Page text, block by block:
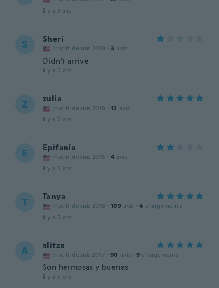
il y a 3 ans
S Sheri
Inscrit depuis 2018 · 3 avis
Didn't arrive
il y a 5 ans
Z zulia
Inscrit depuis 2018 · 12 avis
il y a 5 ans
E Epifanía
Inscrit depuis 2015 · 4 avis
il y a 5 ans
T Tanya
Inscrit depuis 2018 · 109 avis · 4 chargements
il y a 5 ans
A alitza
Inscrit depuis 2017 · 90 avis · 9 chargements
Son hermosas y buenas
il y a 5 ans